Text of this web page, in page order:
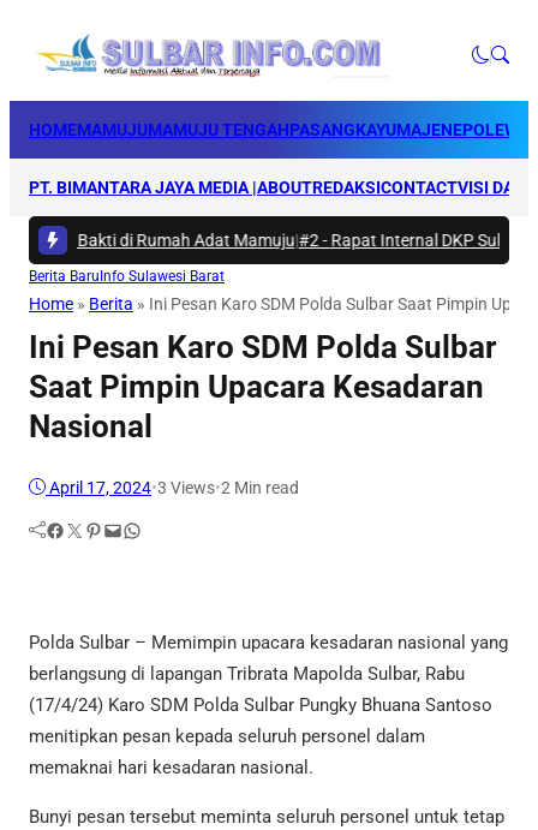
HOMEMAMUJUMAMUJU TENGAHPASANGKAYUMAJENE
PT. BIMANTARA JAYA MEDIA |ABOUTREDAKSICONTACTVISI DAN
Bakti di Rumah Adat Mamuju|#2 -Rapat Internal DKP Sulbar,
Berita Baru Info Sulawesi Barat
Home » Berita » Ini Pesan Karo SDM Polda Sulbar Saat Pimpin
Ini Pesan Karo SDM Polda Sulbar
Saat Pimpin Upacara Kesadaran
Nasional
April 17, 2024•3 Views•2 Min read
Facebook Twitter Pinterest Mail WhatsApp
Polda Sulbar – Memimpin upacara kesadaran nasional yang
berlangsung di lapangan Tribrata Mapolda Sulbar, Rabu
(17/4/24) Karo SDM Polda Sulbar Pungky Bhuana Santoso
menitipkan pesan kepada seluruh personel dalam
memaknai hari kesadaran nasional.
Bunyi pesan tersebut meminta seluruh personel untuk tetap